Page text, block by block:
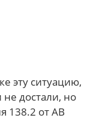
эту ситуацию,
достали, но
138.2 от АВ